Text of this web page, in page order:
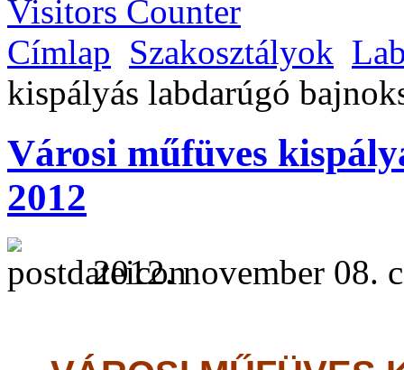
Visitors Counter
Címlap Szakosztályok
kispályás labdarúgó
Városi műfüves
2012
2012. november 08.